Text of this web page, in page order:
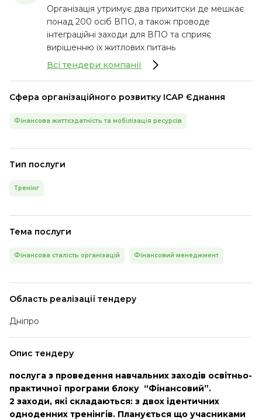
Організація утримує два прихитски де мешкає
понад 200 осіб ВПО, а також проводе
інтеграційні заходи для ВПО та сприяє
вирішенню їх житлових питань
Всі тендери компанії
Сфера організаційного розвитку ІСАР Єднання
Фінансова життєздатність та мобілізація ресурсів
Тип послуги
Тренінг
Тема послуги
Фінансова сталість організацій Фінансовий менеджмент
Область реалізації тендеру
Дніпро
Опис тендеру
послуга з проведення навчальних заходів освітньо-
практичної програми блоку “Фінансовий”.
2 заходи, які складаються: з двох ідентичних
одноденних тренінгів. Планується що учасниками